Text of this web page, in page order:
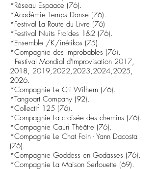
*Réseau Espaace (76).
*Académie Temps Danse (76).
*Festival La Route du Livre (76)
*Festival Nuits Froides 1&2 (76).
*Ensemble /K/inêtikos (75).
*Compagnie des Improbables (76).
Festival Mondial d'Improvisation 2017,
2018, 2019,2022,2023,2024,2025,
2026.
*Compagnie Le Cri Wilhem (76).
*Tangoart Company (92).
*Collectif 125 (76).
*Compagnie La croisée des chemins (76).
*Compagnie Cauri Théâtre (76).
*Compagnie Le Chat Foin - Yann Dacosta
(76).
*Compagnie Goddess en Godasses (76).
*Compagnie La Maison Serfouette (69).